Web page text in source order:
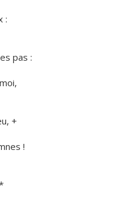
:
pas :
+
!